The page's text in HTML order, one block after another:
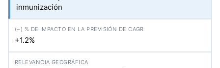
inmunización
+1.2%